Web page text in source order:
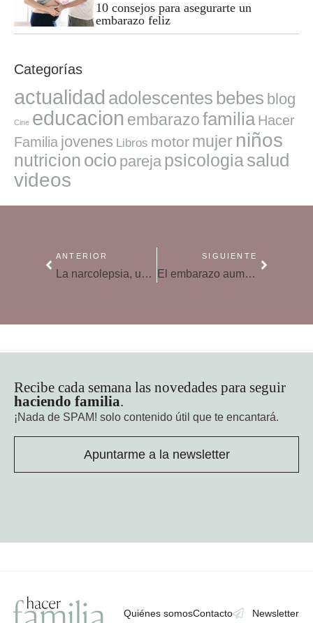
10 consejos para asegurarte un
embarazo feliz
Categorías
actualidad adolescentes bebes blog
Cine educacion embarazofamilia Hacer
Familia jovenes Libros motor mujer niños
nutricion ocio pareja psicologiasalud
videos
ANTERIOR
La narcolepsia, un obstáculo para la maternidad
SIGUIENTE
El embarazo aumenta el riesgo de caries y la aparición de la gingivitis gestacional
Recibe cada semana las novedades para seguir
haciendo familia.
¡Nada de SPAM! solo contenido útil que te encantará.
Apuntarme a la newsletter
Quiénes somosContacto Newsletter